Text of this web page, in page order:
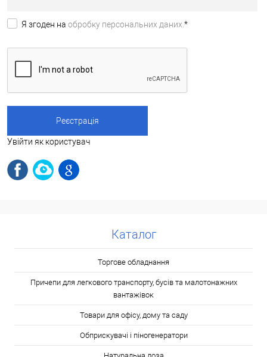
Я згоден на обробку персональних даних. *
Увійти як користувач
Каталог
Торгове обладнання
Причепи для легкового транспорту, бусів та малотонажних
вантажівок
Товари для офісу, дому та саду
Обприскувачі і піногенератори